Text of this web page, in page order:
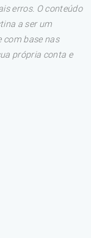
erros. O conteúdo
a ser um
com base nas
própria conta e